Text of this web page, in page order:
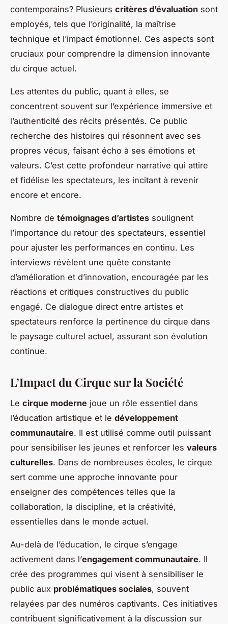
contemporains? Plusieurs critères d’évaluation sont
employés, tels que l’originalité, la maîtrise
technique et l’impact émotionnel. Ces aspects sont
cruciaux pour comprendre la dimension innovante
du cirque actuel.
Les attentes du public, quant à elles, se
concentrent souvent sur l’expérience immersive et
l’authenticité des récits présentés. Ce public
recherche des histoires qui résonnent avec ses
propres vécus, faisant écho à ses émotions et
valeurs. C’est cette profondeur narrative qui attire
et fidélise les spectateurs, les incitant à revenir
encore et encore.
Nombre de témoignages d’artistes soulignent
l’importance du retour des spectateurs, essentiel
pour ajuster les performances en continu. Les
interviews révèlent une quête constante
d’amélioration et d’innovation, encouragée par les
réactions et critiques constructives du public
engagé. Ce dialogue direct entre artistes et
spectateurs renforce la pertinence du cirque dans
le paysage culturel actuel, assurant son évolution
continue.
L’Impact du Cirque sur la Société
Le cirque moderne joue un rôle essentiel dans
l’éducation artistique et le développement
communautaire. Il est utilisé comme outil puissant
pour sensibiliser les jeunes et renforcer les valeurs
culturelles. Dans de nombreuses écoles, le cirque
sert comme une approche innovante pour
enseigner des compétences telles que la
collaboration, la discipline, et la créativité,
essentielles dans le monde actuel.
Au-delà de l’éducation, le cirque s’engage
activement dans l’engagement communautaire. Il
crée des programmes qui visent à sensibiliser le
public aux problématiques sociales, souvent
relayées par des numéros captivants. Ces initiatives
contribuent significativement à la discussion sur